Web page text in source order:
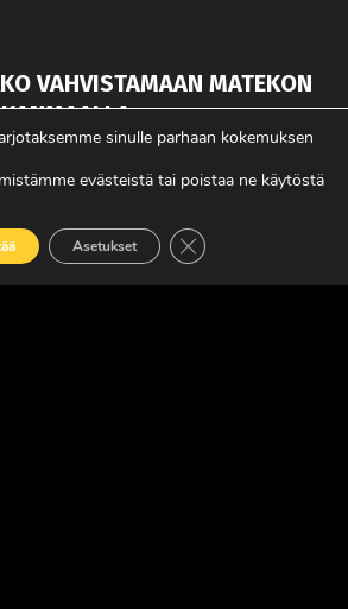
VAHVISTAMAAN MATEKON
SHOW’SSA MUKANA
BLUE SCANIA,
sinulle parhaan kokemuksen
evästeistä tai poistaa ne käytöstä
Asetukset Sulje evästebanneri